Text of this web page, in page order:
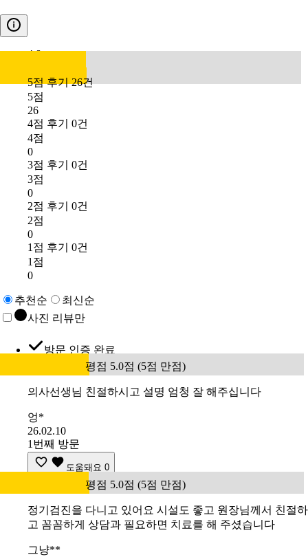
4.8
5점 후기 26건
5점
26
4점 후기 0건
4점
0
3점 후기 0건
3점
0
2점 후기 0건
2점
0
1점 후기 0건
1점
0
추천순
최신순
사진 리뷰만
방문 인증 완료
평점 5.0점 (5점 만점)
의사선생님 친절하시고 설명 엄청 잘 해주십니다
엉*
26.02.10
1번째 방문
도움돼요 0
평점 5.0점 (5점 만점)
정기검진을 다니고 있어요 시설도 좋고 원장님께서 친절하
고 꼼꼼하게 상담과 필요하면 치료를 해 주셨습니다
그냥**